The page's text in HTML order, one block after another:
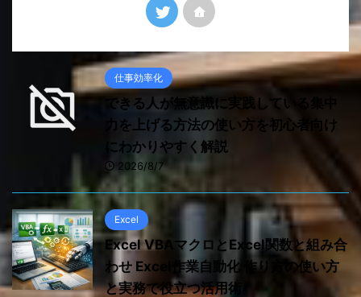
仕事効率化
できる人が無意識に実践している集中
力を上げる方法の使い方を初心者向け
にわかりやすく解説
2026/8/7
Excel
Excel VBAマクロとExcel関数と組み合
わせ Excel作業自動化 作り方の使い方
と実務で役立つ活用術